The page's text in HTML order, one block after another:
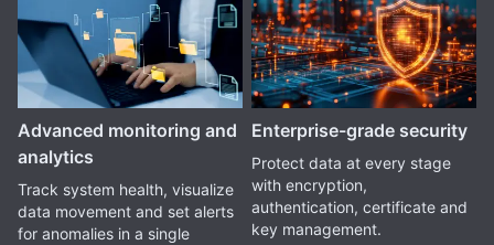
Advanced monitoring and
analytics
Track system health, visualize
data movement and set alerts
for anomalies in a single
Enterprise-grade security
Protect data at every stage
with encryption,
authentication, certificate and
key management.